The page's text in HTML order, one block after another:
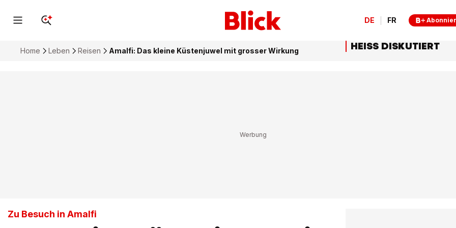
DE FR
Home Leben Reisen Amalfi: Das kleine Küstenjuwel mit grosser Wirkung
Zu Besuch in Amalfi
HEISS DISKUTIERT